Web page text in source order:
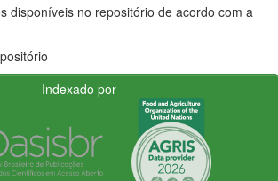
disponíveis no repositório de acordo com a
Indexado por